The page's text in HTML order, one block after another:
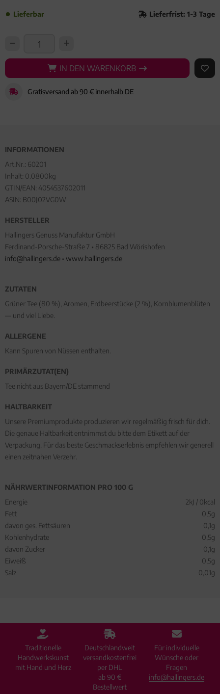
Lieferbar Lieferfrist: 1-3 Tage
IN DEN WARENKORB
IN DEN WARENKORB AUF
Gratisversand ab 90 € innerhalb DE
INFORMATIONEN
Art.Nr.: 60201
Inhalt: 0.0800kg
GTIN/EAN: 4054537602011
ASIN: B00J02VG0W
HERSTELLER
Hallingers Genuss Manufaktur GmbH
Ferdinand-Porsche-Straße 7 • 86825 Bad Wörishofen
info@hallingers.de • www.hallingers.de
ZUTATEN
Grüner Tee (80 %), Aromen, Erdbeerstücke (2 %), Kornblumenblüten
— und viel Liebe.
ALLERGENE
Kann Spuren von Nüssen enthalten.
PRIMÄRZUTAT(EN)
Tee nicht aus Bayern/DE stammend
HALTBARKEIT
Unsere Premiumprodukte produzieren wir regelmäßig frisch für dich.
Die genaue Haltbarkeit entnimmst du bitte dem Etikett auf der
Verpackung. Für das beste Geschmackserlebnis empfehlen wir generell
einen zeitnahen Verzehr.
NÄHRWERTINFORMATION PRO 100 G
Energie
2kJ / 0kcal
Fett
0,5g
davon ges. Fettsäuren
0,1g
Kohlenhydrate
0,5g
davon Zucker
0,1g
Eiweiß
0,5g
Salz
0,01g
Traditionelle
Handwerkskunst
mit Hand und Herz
Deutschlandweit
versandkostenfrei
per DHL
ab 90 €
Bestellwert
Für individuelle
Wünsche oder
Fragen
info@hallingers.de